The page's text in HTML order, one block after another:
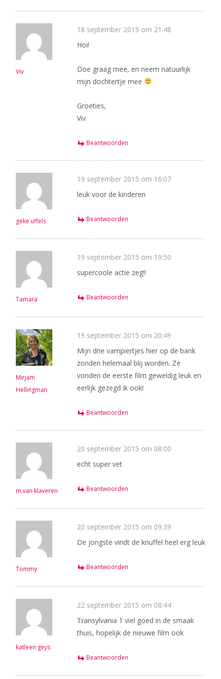
Viv
18 september 2015 om 21:48
Hoi!
Doe graag mee, en neem natuurlijk
mijn dochtertje mee
Groeties,
Viv
Beantwoorden
geke uffels
19 september 2015 om 16:07
leuk voor de kinderen
Beantwoorden
Tamara
19 september 2015 om 19:50
supercoole actie zeg!!
Beantwoorden
Mirjam
Hellingman
19 september 2015 om 20:49
Mijn drie vampiertjes hier op de bank
zonden helemaal blij worden. Ze
vonden de eerste film geweldig leuk en
eerlijk gezegd ik ook!
Beantwoorden
m.van klaveren
20 september 2015 om 08:00
echt super vet
Beantwoorden
Tommy
20 september 2015 om 09:39
De jongste vindt de knuffel heel erg leuk
Beantwoorden
katleen geys
22 september 2015 om 08:44
Transylvania 1 viel goed in de smaak
thuis, hopelijk de nieuwe film ook
Beantwoorden